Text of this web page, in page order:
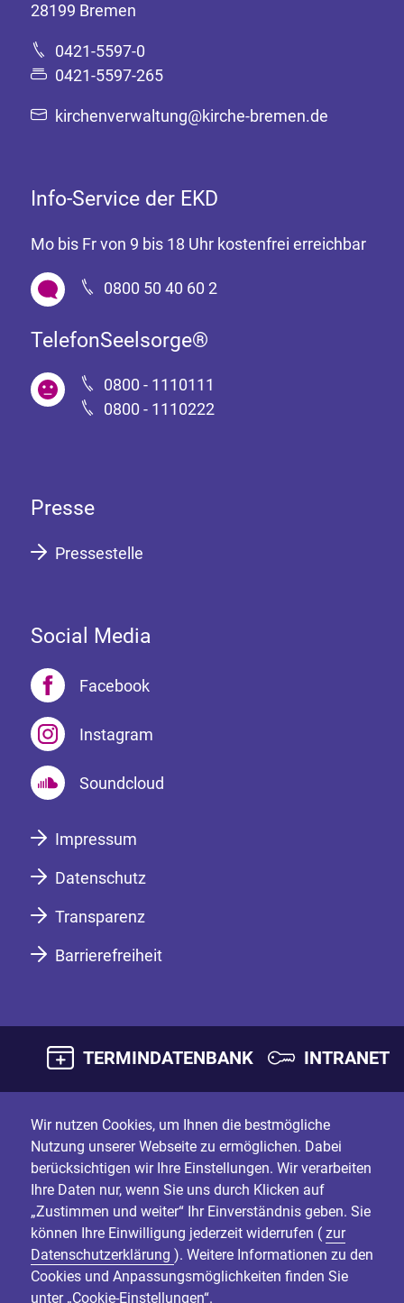
28199 Bremen
0421-5597-0
0421-5597-265
kirchenverwaltung@kirche-bremen.de
Info-Service der EKD
Mo bis Fr von 9 bis 18 Uhr kostenfrei erreichbar
0800 50 40 60 2
TelefonSeelsorge®
0800 - 1110111
0800 - 1110222
Presse
Pressestelle
Social Media
Facebook
Instagram
Soundcloud
Impressum
Datenschutz
Transparenz
Barrierefreiheit
TERMINDATENBANK INTRANET
Wir nutzen Cookies, um Ihnen die bestmögliche
Nutzung unserer Webseite zu ermöglichen. Dabei
berücksichtigen wir Ihre Einstellungen. Wir verarbeiten
Ihre Daten nur, wenn Sie uns durch Klicken auf
„Zustimmen und weiter“ Ihr Einverständnis geben. Sie
können Ihre Einwilligung jederzeit widerrufen ( zur
Datenschutzerklärung ). Weitere Informationen zu den
Cookies und Anpassungsmöglichkeiten finden Sie
unter „Cookie-Einstellungen“.